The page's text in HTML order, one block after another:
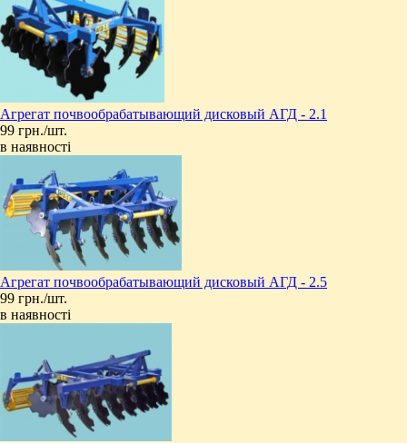
Агрегат почвообрабатывающий дисковый АГД - 2.1
99 грн./шт.
в наявності
Агрегат почвообрабатывающий дисковый АГД - 2.5
99 грн./шт.
в наявності